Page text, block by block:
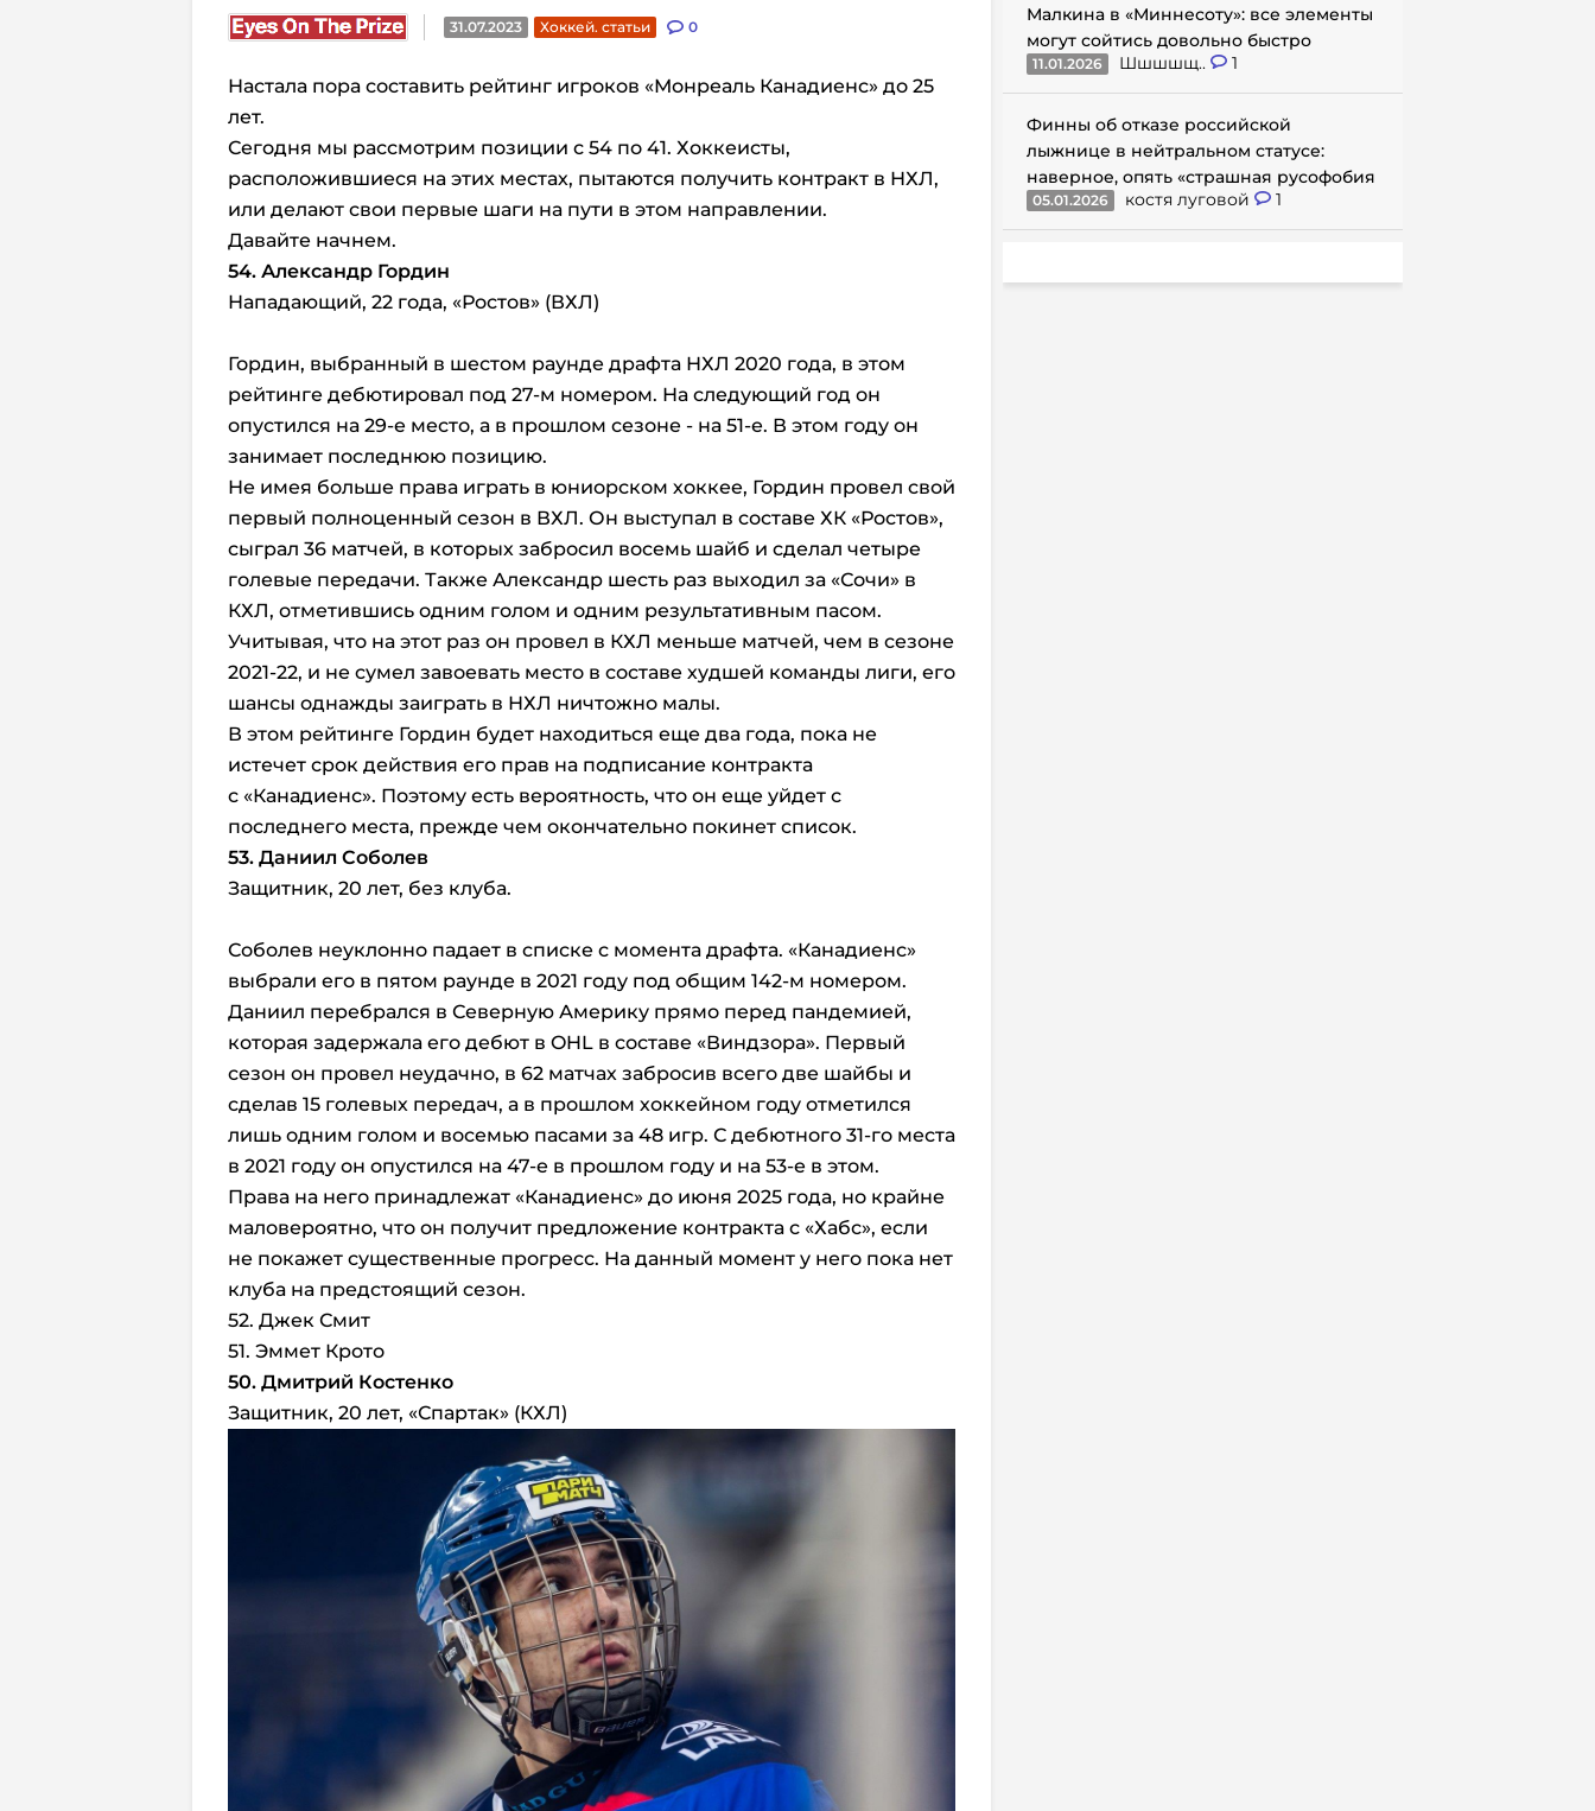
31.07.2023 Хоккей. статьи 0
Настала пора составить рейтинг игроков «Монреаль Канадиенс» до 25
лет.
Сегодня мы рассмотрим позиции с 54 по 41. Хоккеисты,
расположившиеся на этих местах, пытаются получить контракт в НХЛ,
или делают свои первые шаги на пути в этом направлении.
Давайте начнем.
54. Александр Гордин
Нападающий, 22 года, «Ростов» (ВХЛ)
Гордин, выбранный в шестом раунде драфта НХЛ 2020 года, в этом
рейтинге дебютировал под 27-м номером. На следующий год он
опустился на 29-е место, а в прошлом сезоне - на 51-е. В этом году он
занимает последнюю позицию.
Не имея больше права играть в юниорском хоккее, Гордин провел свой
первый полноценный сезон в ВХЛ. Он выступал в составе ХК «Ростов»,
сыграл 36 матчей, в которых забросил восемь шайб и сделал четыре
голевые передачи. Также Александр шесть раз выходил за «Сочи» в
КХЛ, отметившись одним голом и одним результативным пасом.
Учитывая, что на этот раз он провел в КХЛ меньше матчей, чем в сезоне
2021-22, и не сумел завоевать место в составе худшей команды лиги, его
шансы однажды заиграть в НХЛ ничтожно малы.
В этом рейтинге Гордин будет находиться еще два года, пока не
истечет срок действия его прав на подписание контракта
с «Канадиенс». Поэтому есть вероятность, что он еще уйдет с
последнего места, прежде чем окончательно покинет список.
53. Даниил Соболев
Защитник, 20 лет, без клуба.
Соболев неуклонно падает в списке с момента драфта. «Канадиенс»
выбрали его в пятом раунде в 2021 году под общим 142-м номером.
Даниил перебрался в Северную Америку прямо перед пандемией,
которая задержала его дебют в OHL в составе «Виндзора». Первый
сезон он провел неудачно, в 62 матчах забросив всего две шайбы и
сделав 15 голевых передач, а в прошлом хоккейном году отметился
лишь одним голом и восемью пасами за 48 игр. С дебютного 31-го места
в 2021 году он опустился на 47-е в прошлом году и на 53-е в этом.
Права на него принадлежат «Канадиенс» до июня 2025 года, но крайне
маловероятно, что он получит предложение контракта с «Хабс», если
не покажет существенные прогресс. На данный момент у него пока нет
клуба на предстоящий сезон.
52. Джек Смит
51. Эммет Крото
50. Дмитрий Костенко
Защитник, 20 лет, «Спартак» (КХЛ)
Малкина в «Миннесоту»: все элементы
могут сойтись довольно быстро
11.01.2026 Шшшшщ.. 1
Финны об отказе российской
лыжнице в нейтральном статусе:
наверное, опять «страшная русофобия
05.01.2026 костя луговой 1